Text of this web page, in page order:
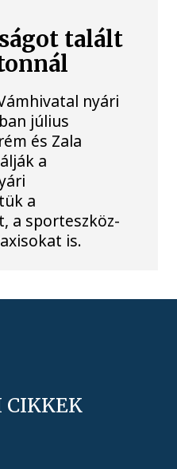
talált
nyári
július
és Zala
a
a
a sporteszköz-
is.
CIKKEK